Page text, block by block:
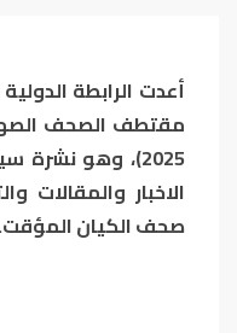
أعدت الرابطة
2025)، وهو
الاخبار والمقالات
صحف الكيان المؤقت.